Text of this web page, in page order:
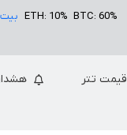
BTC: 60%
ETH: 10%
قیمت تتر